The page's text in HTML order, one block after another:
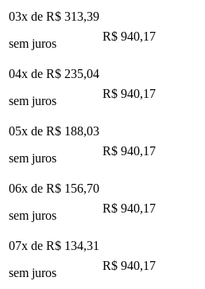
03x de R$ 313,39
sem juros
R$ 940,17
04x de R$ 235,04
sem juros
R$ 940,17
05x de R$ 188,03
sem juros
R$ 940,17
06x de R$ 156,70
sem juros
R$ 940,17
07x de R$ 134,31
sem juros
R$ 940,17